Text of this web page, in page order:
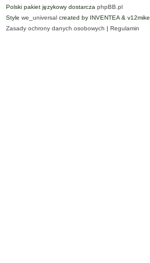
Polski pakiet językowy dostarcza phpBB.pl
Style we_universal created by INVENTEA & v12mike
Zasady ochrony danych osobowych | Regulamin